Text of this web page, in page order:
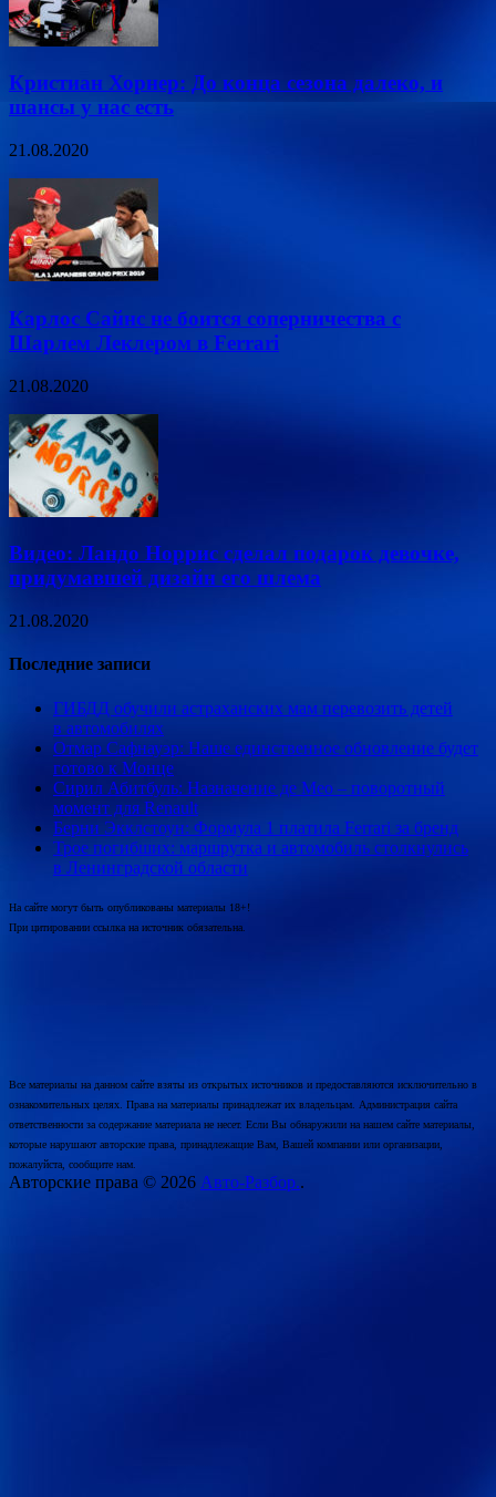
Кристиан Хорнер: До конца сезона далеко, и
шансы у нас есть
21.08.2020
Карлос Сайнс не боится соперничества с
Шарлем Леклером в Ferrari
21.08.2020
Видео: Ландо Норрис сделал подарок девочке,
придумавшей дизайн его шлема
21.08.2020
Последние записи
ГИБДД обучили астраханских мам перевозить детей
в автомобилях
Отмар Сафнауэр: Наше единственное обновление будет
готово к Монце
Сирил Абитбуль: Назначение де Мео – поворотный
момент для Renault
Берни Экклстоун: Формула 1 платила Ferrari за бренд
Трое погибших: маршрутка и автомобиль столкнулись
в Ленинградской области
На сайте могут быть опубликованы материалы 18+!
При цитировании ссылка на источник обязательна.
Все материалы на данном сайте взяты из открытых источников и предоставляются исключительно в
ознакомительных целях. Права на материалы принадлежат их владельцам. Администрация сайта
ответственности за содержание материала не несет. Если Вы обнаружили на нашем сайте материалы,
которые нарушают авторские права, принадлежащие Вам, Вашей компании или организации,
пожалуйста, сообщите нам.
Авторские права © 2026 Авто-Разбор..